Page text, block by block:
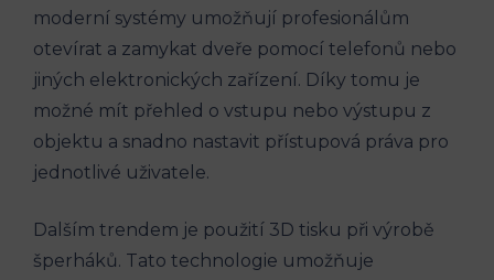
moderní systémy umožňují profesionálům
otevírat a zamykat dveře pomocí telefonů nebo
jiných elektronických zařízení. Díky tomu je
možné mít přehled o vstupu nebo výstupu z
objektu a snadno nastavit přístupová práva pro
jednotlivé uživatele.
Dalším trendem je použití 3D tisku při výrobě
šperháků. Tato technologie umožňuje